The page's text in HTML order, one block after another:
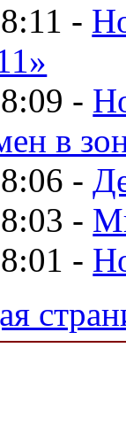
-
-
в
-
-
-